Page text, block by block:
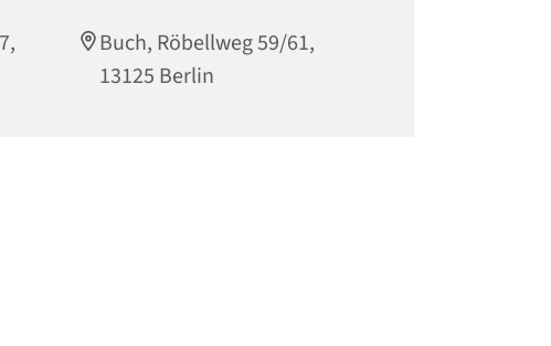
Buch, Röbellweg 59/61,
13125 Berlin